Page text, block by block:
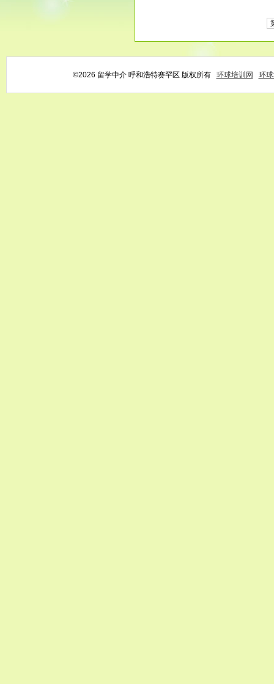
©2026 留学中介 呼和浩特赛罕区 版权所有 环球培训网 环